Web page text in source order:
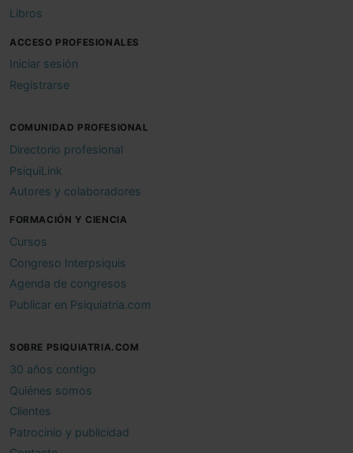
Libros
ACCESO PROFESIONALES
Iniciar sesión
Registrarse
COMUNIDAD PROFESIONAL
Directorio profesional
PsiquiLink
Autores y colaboradores
FORMACIÓN Y CIENCIA
Cursos
Congreso Interpsiquis
Agenda de congresos
Publicar en Psiquiatria.com
SOBRE PSIQUIATRIA.COM
30 años contigo
Quiénes somos
Clientes
Patrocinio y publicidad